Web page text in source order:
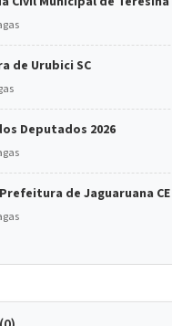
de Urubici SC
Deputados 2026
de Jaguaruana CE